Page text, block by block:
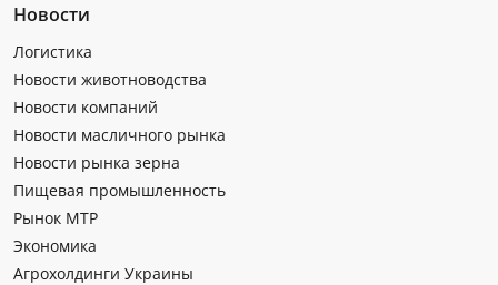
Новости
Логистика
Новости животноводства
Новости компаний
Новости масличного рынка
Новости рынка зерна
Пищевая промышленность
Рынок МТР
Экономика
Агрохолдинги Украины